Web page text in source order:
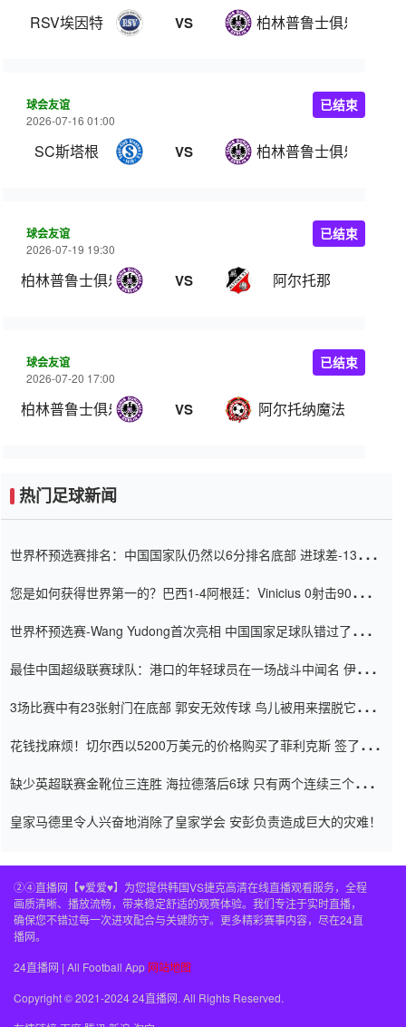
RSV埃因特 VS 柏林普鲁士俱乐部
球会友谊
2026-07-16 01:00
SC斯塔根 VS 柏林普鲁士俱乐部
已结束
球会友谊
2026-07-19 19:30
柏林普鲁士俱乐部 VS 阿尔托那
已结束
球会友谊
2026-07-20 17:00
柏林普鲁士俱乐部 VS 阿尔托纳魔法
已结束
热门足球新闻
世界杯预选赛排名：中国国家队仍然以6分排名底部 进球差-13令人
您是如何获得世界第一的？巴西1-4阿根廷：Vinicius 0射击90分钟
世界杯预选赛-Wang Yudong首次亮相 中国国家足球队错过了世界
最佳中国超级联赛球队：港口的年轻球员在一场战斗中闻名 伊万放
3场比赛中有23张射门在底部 郭安无效传球 鸟儿被用来摆脱它
花钱找麻烦！切尔西以5200万美元的价格购买了菲利克斯 签了7年
缺少英超联赛金靴位三连胜 海拉德落后6球 只有两个连续三个连续
皇家马德里令人兴奋地消除了皇家学会 安彭负责造成巨大的灾难！
②④直播网【♥爱爱♥】为您提供韩国VS捷克高清在线直播观看服务，全程
画质清晰、播放流畅，带来稳定舒适的观赛体验。我们专注于实时直播，
确保您不错过每一次进攻配合与关键防守。更多精彩赛事内容，尽在24直
播网。
24直播网 | All Football App 网站地图
Copyright © 2021-2024 24直播网. All Rights Reserved.